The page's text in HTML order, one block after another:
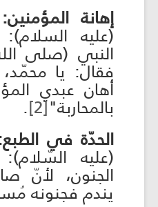
إهانة المؤمنين:
(عليه
النبي (صلى
فقال: يا
أهان عبدي
بالمحاربة"[2]
.
الحدّة في
(عليه
الجنون، لأنّ
يندم فجنونه